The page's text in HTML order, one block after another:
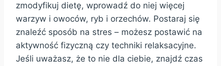
zmodyfikuj dietę, wprowadź do niej więcej
warzyw i owoców, ryb i orzechów. Postaraj się
znaleźć sposób na stres – możesz postawić na
aktywność fizyczną czy techniki relaksacyjne.
Jeśli uważasz, że to nie dla ciebie, znajdź czas